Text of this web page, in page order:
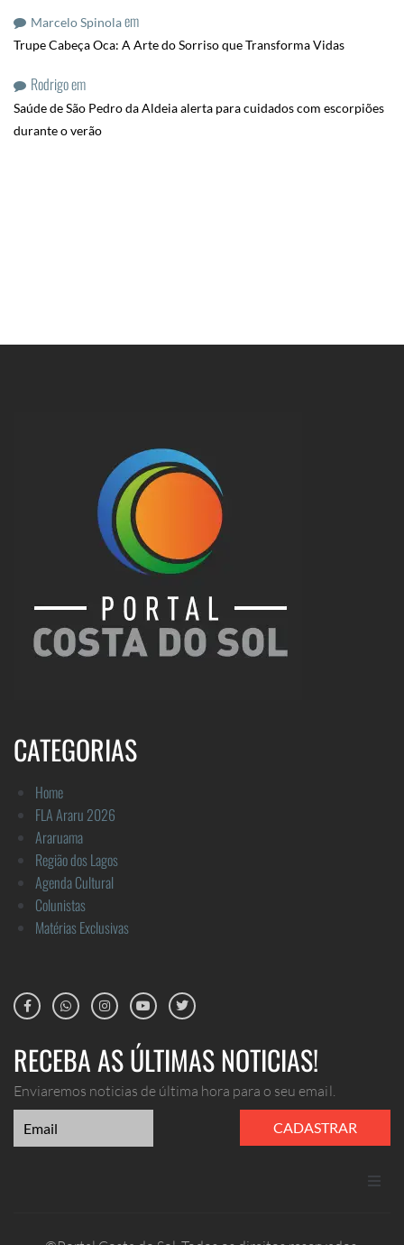
Marcelo Spinolaem
Trupe Cabeça Oca: A Arte do Sorriso que Transforma Vidas
Rodrigoem
Saúde de São Pedro da Aldeia alerta para cuidados com escorpiões
durante o verão
CATEGORIAS
Home
FLA Araru 2026
Araruama
Região dos Lagos
Agenda Cultural
Colunistas
Matérias Exclusivas
RECEBA AS ÚLTIMAS NOTICIAS!
Enviaremos noticias de última hora para o seu email.
CADASTRAR